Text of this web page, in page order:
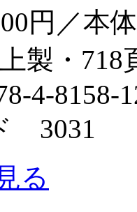
円／本
製・718
4-8158-
3031
る